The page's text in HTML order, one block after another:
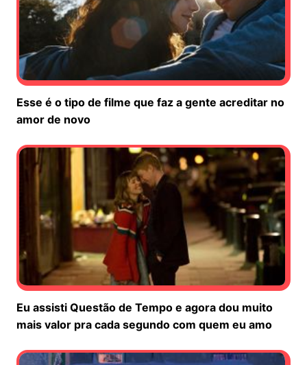
Esse é o tipo de filme que faz a gente acreditar no
amor de novo
Eu assisti Questão de Tempo e agora dou muito
mais valor pra cada segundo com quem eu amo